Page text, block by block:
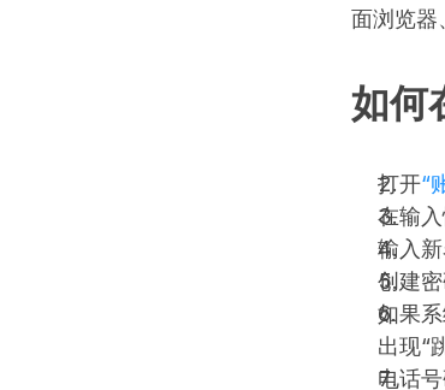
面浏览器
如何
打开“
在输
输入新
创建密
如果
出现“
电话